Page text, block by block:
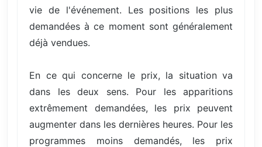
vie de l'événement. Les positions les plus
demandées à ce moment sont généralement
déjà vendues.
En ce qui concerne le prix, la situation va
dans les deux sens. Pour les apparitions
extrêmement demandées, les prix peuvent
augmenter dans les dernières heures. Pour les
programmes moins demandés, les prix